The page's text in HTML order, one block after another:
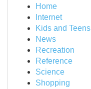
Home
Internet
Kids and Teens
News
Recreation
Reference
Science
Shopping